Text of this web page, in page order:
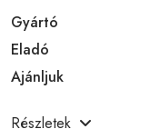
Gyártó
Eladó
Ajánljuk
Részletek